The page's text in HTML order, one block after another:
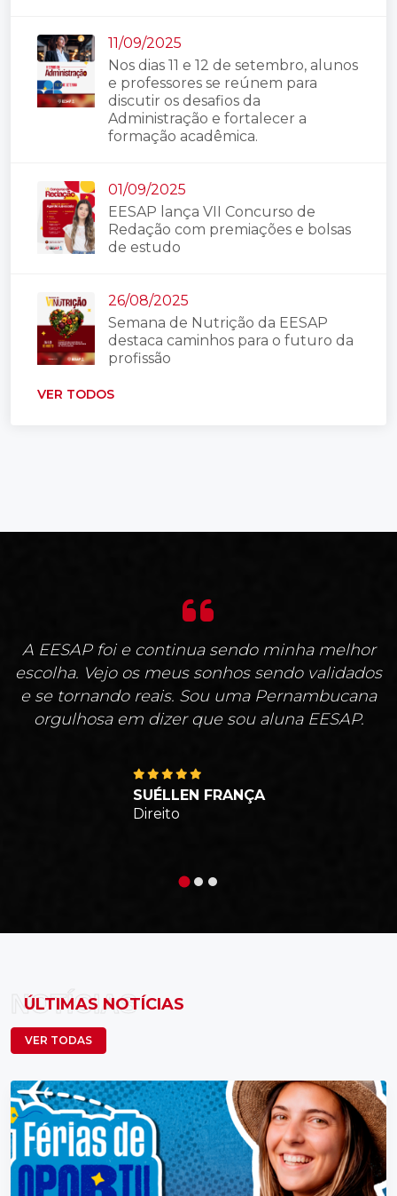
11/09/2025
Nos dias 11 e 12 de setembro, alunos
e professores se reúnem para
discutir os desafios da
Administração e fortalecer a
formação acadêmica.
01/09/2025
EESAP lança VII Concurso de
Redação com premiações e bolsas
de estudo
26/08/2025
Semana de Nutrição da EESAP
destaca caminhos para o futuro da
profissão
VER TODOS
A EESAP foi e continua sendo minha melhor
escolha. Vejo os meus sonhos sendo validados
e se tornando reais. Sou uma Pernambucana
orgulhosa em dizer que sou aluna EESAP.
SUÉLLEN FRANÇA
Direito
ÚLTIMAS NOTÍCIAS
NOTÍCIAS
VER TODAS